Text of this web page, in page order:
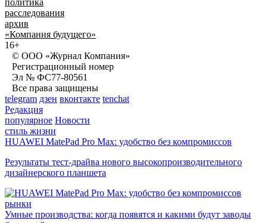
политика
расследования
архив
«Компания будущего»
16+
© ООО «Журнал Компания»
Регистрационный номер
Эл № ФС77-80561
Все права защищены
telegram дзен вконтакте tenchat
Редакция
популярное Новости
стиль жизни
HUAWEI MatePad Pro Max: удобство без компромиссов
Результаты тест-драйва нового высокопроизводительного
дизайнерского планшета
рынки
Умные производства: когда появятся и какими будут заводы